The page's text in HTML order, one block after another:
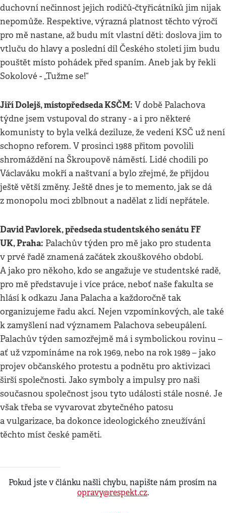
duchovní nečinnost jejich rodičů-čtyřicátníků jim nijak
nepomůže. Respektive, výrazná platnost těchto výročí
pro mě nastane, až budu mít vlastní děti: doslova jim to
vtluču do hlavy a poslední díl Českého století jim budu
pouštět místo pohádek před spaním. Aneb jak by řekli
Sokolové - „Tužme se!“
Jiří Dolejš, místopředseda KSČM: V době Palachova
týdne jsem vstupoval do strany - a i pro některé
komunisty to byla velká deziluze, že vedení KSČ už není
schopno reforem. V prosinci 1988 přitom povolili
shromáždění na Škroupově náměstí. Lidé chodili po
Václaváku mokří a naštvaní a bylo zřejmé, že přijdou
ještě větší změny. Ještě dnes je to memento, jak se dá
z monopolu moci zblbnout a nadělat z lidí nepřátele.
David Pavlorek, předseda studentského senátu FF
UK, Praha: Palachův týden pro mě jako pro studenta
v prvé řadě znamená začátek zkouškového období.
A jako pro někoho, kdo se angažuje ve studentské radě,
pro mě představuje i více práce, neboť naše fakulta se
hlásí k odkazu Jana Palacha a každoročně tak
organizujeme řadu akcí. Nejen vzpomínkových, ale také
k zamyšlení nad významem Palachova sebeupálení.
Palachův týden samozřejmě má i symbolickou rovinu –
ať už vzpomínáme na rok 1969, nebo na rok 1989 – jako
projev občanského protestu a podnětu pro aktivizaci
širší společnosti. Jako symboly a impulsy pro naši
současnou společnost jsou tyto události stále nosné. Je
však třeba se vyvarovat zbytečného patosu
a vulgarizace, ba dokonce ideologického zneužívání
těchto míst české paměti.
Pokud jste v článku našli chybu, napište nám prosím na
opravy@respekt.cz.